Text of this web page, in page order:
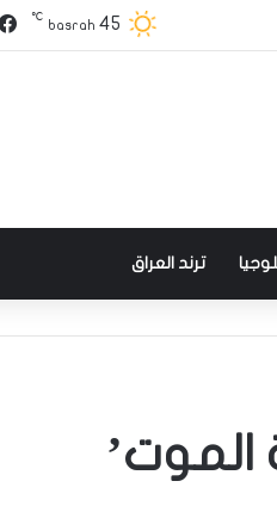
basrah 45
℃
ترند العراق
الموت’